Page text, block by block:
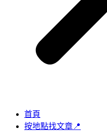
首頁
按地點找文章📍